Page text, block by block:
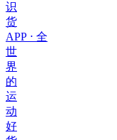
识
货
APP ⋅ 全
世
界
的
运
动
好